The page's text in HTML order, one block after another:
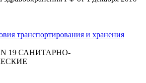
транспортирования и хранения
N 19 САНИТАРНО-